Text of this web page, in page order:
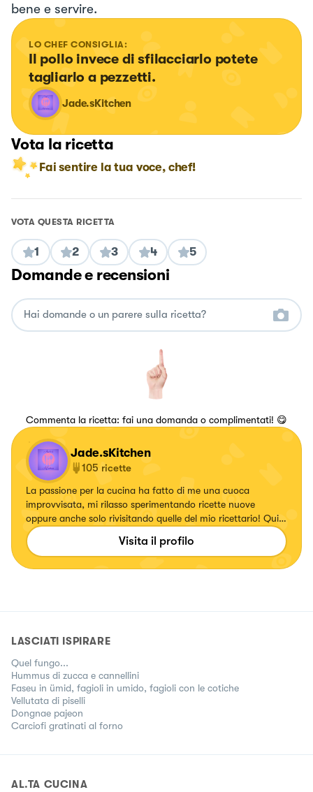
bene e servire.
LO CHEF CONSIGLIA:
Il pollo invece di sfilacciarlo potete
tagliarlo a pezzetti.
Jade.sKitchen
Vota la ricetta
Fai sentire la tua voce, chef!
VOTA QUESTA RICETTA
1 2 3 4 5
Domande e recensioni
Commenta la ricetta: fai una domanda o complimentati! 😋
Jade.sKitchen
105 ricette
La passione per la cucina ha fatto di me una cuoca
improvvisata, mi rilasso sperimentando ricette nuove
oppure anche solo rivisitando quelle del mio ricettario! Qui
potete trovarne una vasta scelta🤗
Visita il profilo
LASCIATI ISPIRARE
Quel fungo...
Hummus di zucca e cannellini
Faseu in ümid, fagioli in umido, fagioli con le cotiche
Vellutata di piselli
Dongnae pajeon
Carciofi gratinati al forno
AL.TA CUCINA